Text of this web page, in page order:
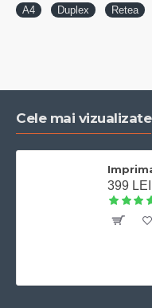
A4
Duplex Retea
Cele mai vizualizate
399 LEI